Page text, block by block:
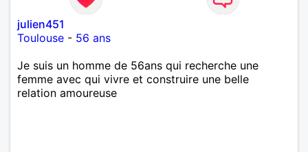
julien451
Toulouse - 56 ans
Je suis un homme de 56ans qui recherche une
femme avec qui vivre et construire une belle
relation amoureuse